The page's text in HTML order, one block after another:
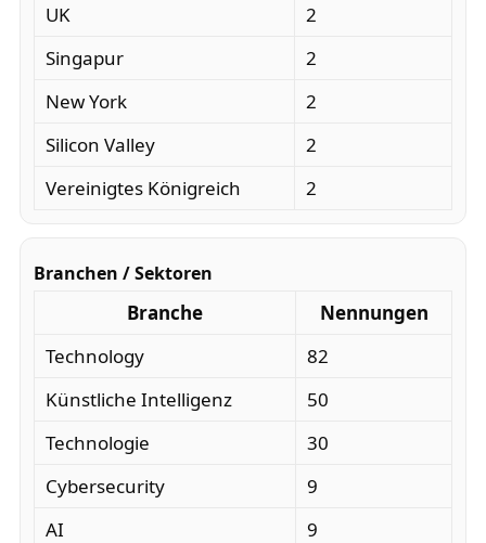
UK
2
Singapur
2
New York
2
Silicon Valley
2
Vereinigtes Königreich
2
Branchen / Sektoren
Branche
Nennungen
Technology
82
Künstliche Intelligenz
50
Technologie
30
Cybersecurity
9
AI
9